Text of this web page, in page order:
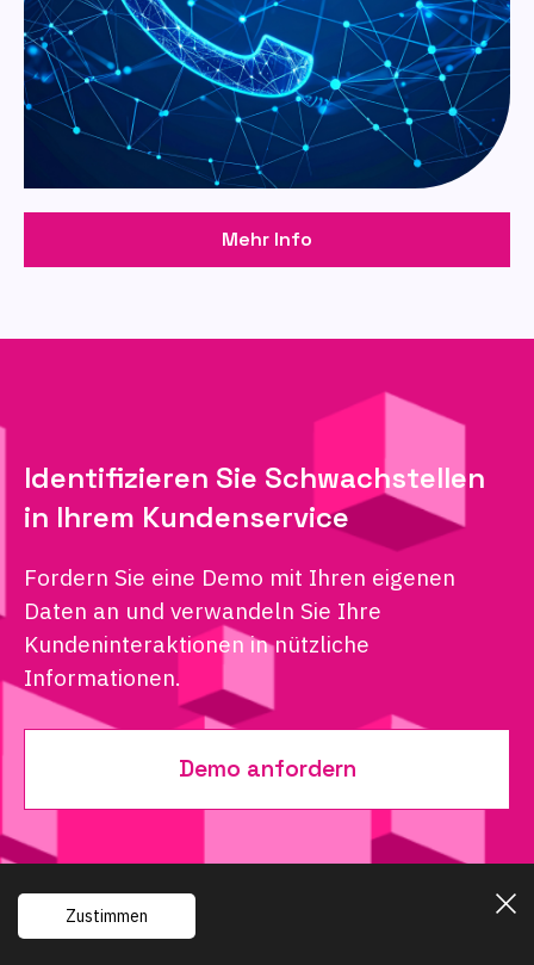
Mehr Info
Identifizieren Sie Schwachstellen
in Ihrem Kundenservice
Fordern Sie eine Demo mit Ihren eigenen
Daten an und verwandeln Sie Ihre
Kundeninteraktionen in nützliche
Informationen.
Demo anfordern
Zustimmen